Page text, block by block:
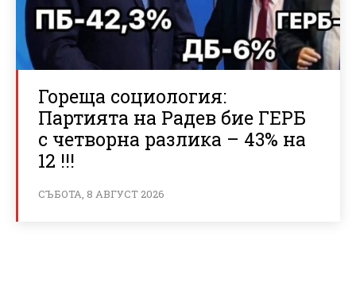
Гореща социология:
Партията на Радев бие ГЕРБ
с четворна разлика – 43% на
12 !!!
СЪБОТА, 8 АВГУСТ 2026